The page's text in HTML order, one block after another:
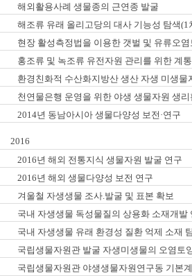
해외활용사례 생물종의 근연종 발굴
해조류 유래 올리고당의 대사 기능성 탐색(1
현장 활성측정법을 이용한 갯벌 및 유류오
미생물자원 발굴-3차년도
홍조류 및 녹조류 유전자원 관리를 위한 계
구 2단계 1차년도
환경친화적 수산화지방산 생산 자생 미생물
천연물은행 운영을 위한 야생 생물자원 생
2014년 동남아시아 생물다양성 보전·연구
2016
2016년 해외 전통지식 생물자원 발굴 연구
2016년 해외 생물다양성 보전 연구
겨울철 자생생물 조사.발굴 및 표본 확보
국내 자생생물 독성물질의 상용화 소재개발
국내 자생생물 유래 환경성 질환 억제 소재
국립생물자원관 발굴 자생미생물의 오염토
국립생물자원관 야생생물자원연구동 기본